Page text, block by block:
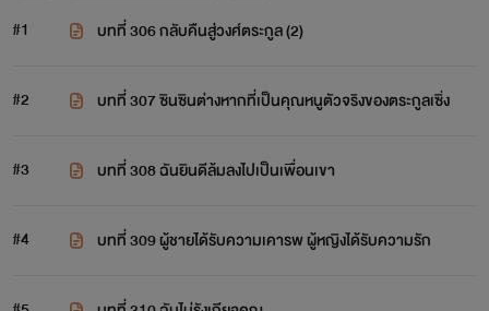
#1 บทที่ 306 กลับคืนสู่วงศ์ตระกูล (2)
#2 บทที่ 307 ซินซินต่างหากที่เป็นคุณหนูตัวจริงของตระกูลเซิ่ง
#3 บทที่ 308 ฉันยินดีล้มลงไปเป็นเพื่อนเขา
#4 บทที่ 309 ผู้ชายได้รับความเคารพ ผู้หญิงได้รับความรัก